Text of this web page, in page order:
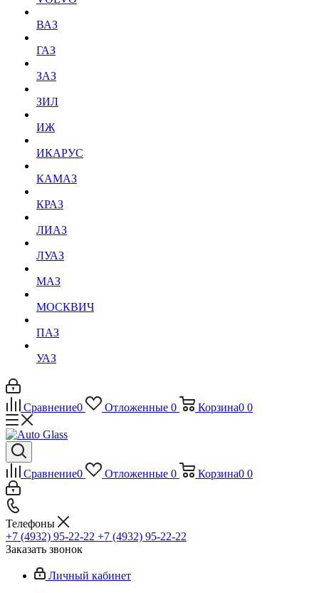
ВАЗ
ГАЗ
ЗАЗ
ЗИЛ
ИЖ
ИКАРУС
КАМАЗ
КРАЗ
ЛИАЗ
ЛУАЗ
МАЗ
МОСКВИЧ
ПАЗ
УАЗ
Сравнение0 Отложенные 0 Корзина0 0
Сравнение0 Отложенные 0 Корзина0 0
Телефоны
+7 (4932) 95-22-22 +7 (4932) 95-22-22
Заказать звонок
Личный кабинет